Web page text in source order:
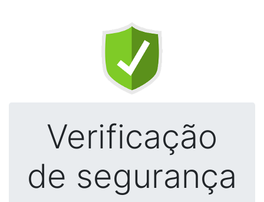
Verificação
de segurança